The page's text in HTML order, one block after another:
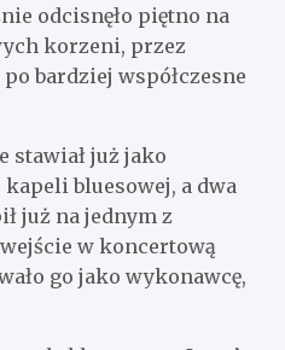
odcisnęło piętno na
korzeni, przez
bardziej współczesne
stawiał już jako
kapeli bluesowej, a dwa
już na jednym z
w koncertową
go jako wykonawcę,